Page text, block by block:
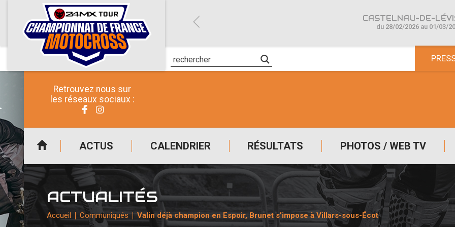
Retrouvez nous sur
les réseaux sociaux :
ACTUS CALENDRIER RÉSULTATS PHOTOS / WEB TV
CASTELNAU-DE-
du 28/02/2026 au 01/03/
ACTUALITÉS
Accueil Communiqués Valin déjà champion en Espoir, Brunet s’impose à Villars-sous-Écot